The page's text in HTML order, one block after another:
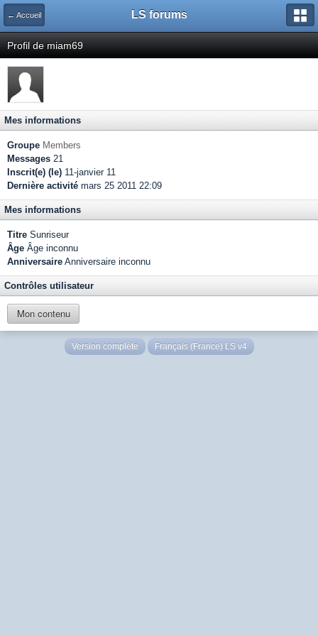
← Accueil LS forums
Profil de miam69
Mes informations
Groupe Members
Messages 21
Inscrit(e) (le) 11-janvier 11
Dernière activité mars 25 2011 22:09
Mes informations
Titre Sunriseur
Âge Âge inconnu
Anniversaire Anniversaire inconnu
Contrôles utilisateur
Mon contenu
Version complète Français (France) LS v4